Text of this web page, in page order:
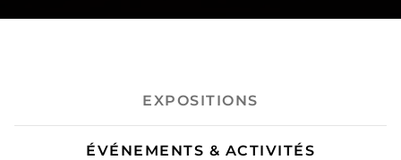
EXPOSITIONS
ÉVÉNEMENTS & ACTIVITÉS